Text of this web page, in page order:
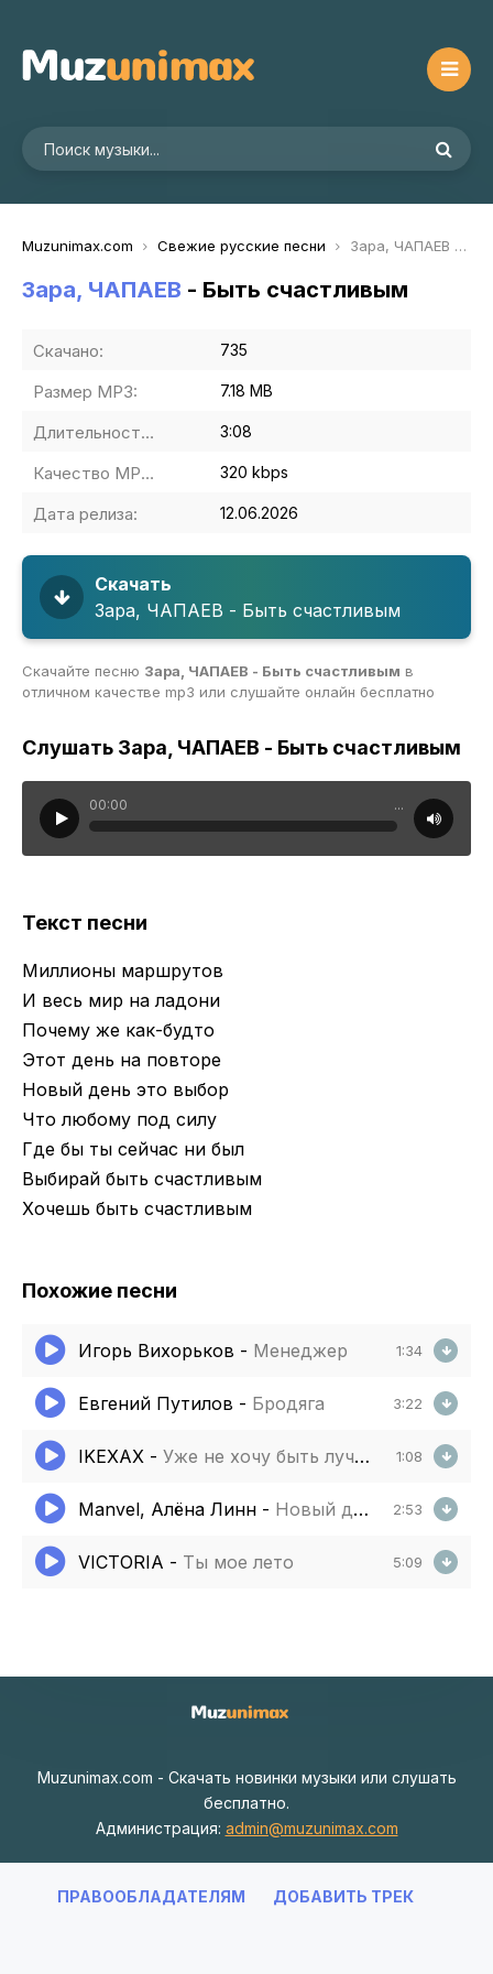
Muzunimax.com Свежие русские песни Зара, ЧАПАЕВ - Быть счастливым
Зара, ЧАПАЕВ - Быть счастливым
Скачано: 735
Размер MP3: 7.18 MB
Длительность MP3: 3:08
Качество MP3: 320 kbps
Дата релиза: 12.06.2026
Скачать
Зара, ЧАПАЕВ - Быть счастливым
Скачайте песню Зара, ЧАПАЕВ - Быть счастливым в
отличном качестве mp3 или слушайте онлайн бесплатно
Слушать Зара, ЧАПАЕВ - Быть счастливым
00:00 ...
Текст песни
Миллионы маршрутов
И весь мир на ладони
Почему же как-будто
Этот день на повторе
Новый день это выбор
Что любому под силу
Где бы ты сейчас ни был
Выбирай быть счастливым
Хочешь быть счастливым
Похожие песни
Игорь Вихорьков - Менеджер 1:34
Евгений Путилов - Бродяга 3:22
IKEXAX - Уже не хочу быть лучшей достаточно быть собой 1:08
Manvel, Алёна Линн - Новый день 2:53
VICTORIA - Ты мое лето 5:09
Muzunimax.com - Скачать новинки музыки или слушать
бесплатно.
Администрация: admin@muzunimax.com
ПРАВООБЛАДАТЕЛЯМ ДОБАВИТЬ ТРЕК